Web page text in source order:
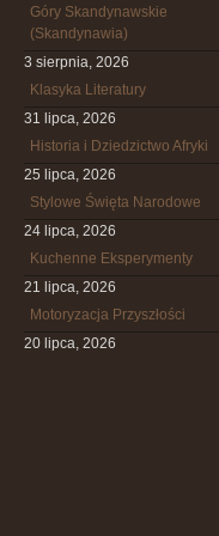
Góry Skandynawskie
(Skandynawia)
3 sierpnia, 2026
Klasyka Literatury
31 lipca, 2026
Historia i Dziedzictwo Afryki
25 lipca, 2026
Stylowe Święta Narodowe
24 lipca, 2026
Kuchenne Eksperymenty
21 lipca, 2026
Motoryzacja Przyszłości
20 lipca, 2026